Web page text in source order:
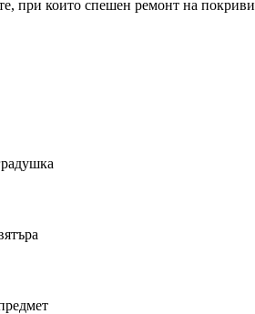
при които спешен ремонт на покриви